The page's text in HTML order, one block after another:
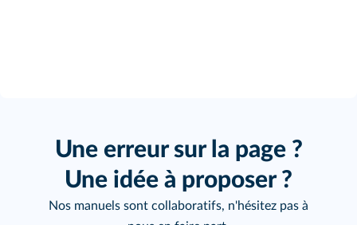
Une erreur sur la page ?
Une idée à proposer ?
Nos manuels sont collaboratifs, n'hésitez pas à